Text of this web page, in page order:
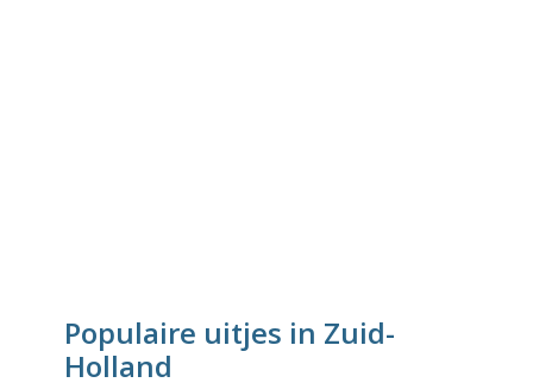
Populaire uitjes in Zuid-
Holland